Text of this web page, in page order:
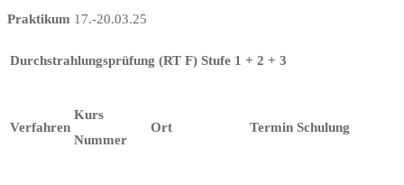
Praktikum 17.-20.03.25
Durchstrahlungsprüfung (RT F) Stufe 1 + 2 + 3
Verfahren
Kurs
Nummer
Ort Termin Schulung